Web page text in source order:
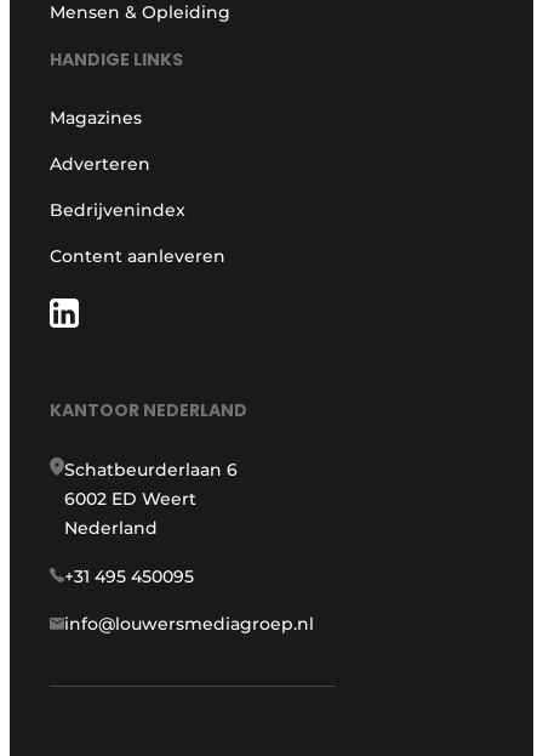
Mensen & Opleiding
HANDIGE LINKS
Magazines
Adverteren
Bedrijvenindex
Content aanleveren
KANTOOR NEDERLAND
Schatbeurderlaan 6
6002 ED Weert
Nederland
+31 495 450095
info@louwersmediagroep.nl